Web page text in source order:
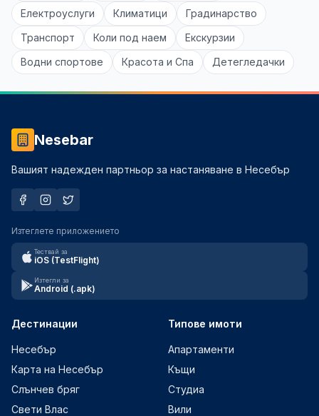
Електроуслуги
Климатици
Градинарство
Транспорт
Коли под наем
Екскурзии
Водни спортове
Красота и Спа Детегледачки
Nesebar
Вашият надежден партньор за настаняване в Несебър
Изтеглете приложението
Тествай за
iOS (TestFlight)
Изтегли за
Android (.apk)
Дестинации
Несебър
Карта на Несебър
Слънчев бряг
Свети Влас
Типове имоти
Апартаменти
Къщи
Студиа
Вили